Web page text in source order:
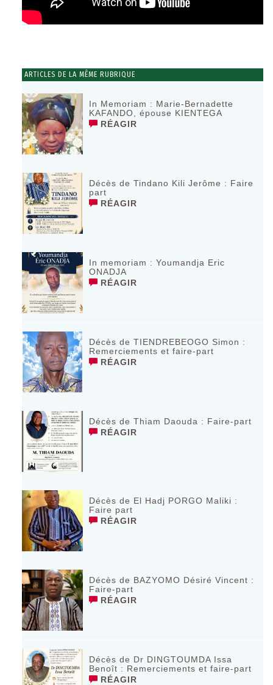
ARTICLES DE LA MÊME RUBRIQUE
In Memoriam : Marie-Bernadette
KAFANDO, épouse KIENTEGA
RÉAGIR
Décès de Tindano Kili Jerôme : Faire
part
RÉAGIR
In memoriam : Youmandja Eric
ONADJA
RÉAGIR
Décès de TIENDREBEOGO Simon :
Remerciements et faire-part
RÉAGIR
Décès de Thiam Daouda : Faire-part
RÉAGIR
Décès de El Hadj PORGO Maliki :
Faire part
RÉAGIR
Décès de BAZYOMO Désiré Vincent :
Faire-part
RÉAGIR
Décès de Dr DINGTOUMDA Issa
Benoît : Remerciements et faire-part
RÉAGIR